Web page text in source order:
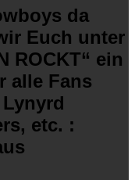
da
Euch unter
ROCKT“ ein
alle Fans
etc. :